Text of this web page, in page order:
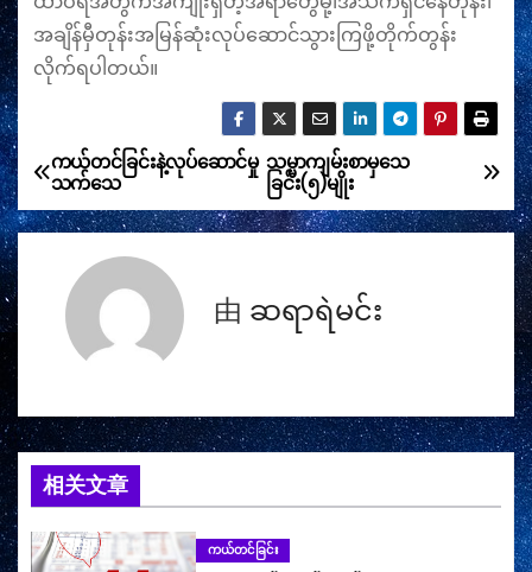
အချိန်မှီတုန်းအမြန်ဆုံးလုပ်ဆောင်သွားကြဖို့တိုက်တွန်း
လိုက်ရပါတယ်။
文
章
航
သမ္မာကျမ်းစာမှသေ
ခြင်း(၅)မျိုး
ကယ်တင်ခြင်းနဲ့လုပ်ဆောင်မှု
သက်သေ
由 ဆရာရဲမင်း
相关文章
ကယ်တင်ခြင်း